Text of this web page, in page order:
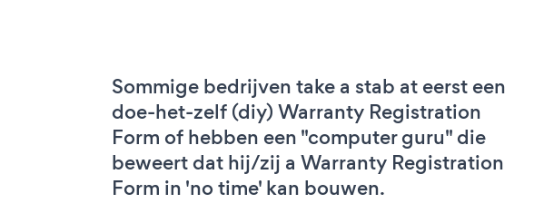
Sommige bedrijven take a stab at eerst een
doe-het-zelf (diy) Warranty Registration
Form of hebben een "computer guru" die
beweert dat hij/zij a Warranty Registration
Form in 'no time' kan bouwen.